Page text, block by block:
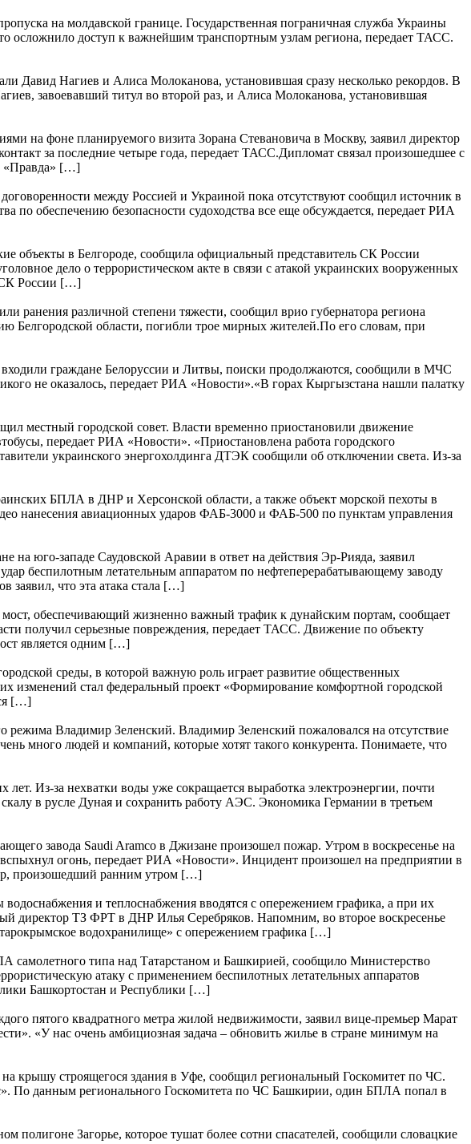
на молдавской границе. Государственная пограничная служба Украины
осложнило доступ к важнейшим транспортным узлам региона, передает ТАСС.
Давид Нагиев и Алиса Молоканова, установившая сразу несколько рекордов. В
завоевавший титул во второй раз, и Алиса Молоканова, установившая
на фоне планируемого визита Зорана Стевановича в Москву, заявил директор
за последние четыре года, передает ТАСС.Дипломат связал произошедшее с
«Правда» […]
между Россией и Украиной пока отсутствуют сообщил источник в
по обеспечению безопасности судоходства все еще обсуждается, передает РИА
объекты в Белгороде, сообщила официальный представитель СК России
дело о террористическом акте в связи с атакой украинских вооруженных
СК России […]
ранения различной степени тяжести, сообщил врио губернатора региона
области, погибли трое мирных жителей.По его словам, при
граждане Белоруссии и Литвы, поиски продолжаются, сообщили в МЧС
не оказалось, передает РИА «Новости».«В горах Кыргызстана нашли палатку
местный городской совет. Власти временно приостановили движение
передает РИА «Новости». «Приостановлена работа городского
украинского энергохолдинга ДТЭК сообщили об отключении света. Из-за
БПЛА в ДНР и Херсонской области, а также объект морской пехоты в
нанесения авиационных ударов ФАБ-3000 и ФАБ-500 по пунктам управления
юго-западе Саудовской Аравии в ответ на действия Эр-Рияда, заявил
беспилотным летательным аппаратом по нефтеперерабатывающему заводу
заявил, что эта атака стала […]
обеспечивающий жизненно важный трафик к дунайским портам, сообщает
получил серьезные повреждения, передает ТАСС. Движение по объекту
является одним […]
среды, в которой важную роль играет развитие общественных
изменений стал федеральный проект «Формирование комфортной городской
[…]
режима Владимир Зеленский. Владимир Зеленский пожаловался на отсутствие
много людей и компаний, которые хотят такого конкурента. Понимаете, что
Из-за нехватки воды уже сокращается выработка электроэнергии, почти
в русле Дуная и сохранить работу АЭС. Экономика Германии в третьем
завода Saudi Aramco в Джизане произошел пожар. Утром в воскресенье на
огонь, передает РИА «Новости». Инцидент произошел на предприятии в
произошедший ранним утром […]
и теплоснабжения вводятся с опережением графика, а при их
директор ТЗ ФРТ в ДНР Илья Серебряков. Напомним, во второе воскресенье
водохранилище» с опережением графика […]
типа над Татарстаном и Башкирией, сообщило Министерство
атаку с применением беспилотных летательных аппаратов
Башкортостан и Республики […]
пятого квадратного метра жилой недвижимости, заявил вице-премьер Марат
«У нас очень амбициозная задача – обновить жилье в стране минимум на
крышу строящегося здания в Уфе, сообщил региональный Госкомитет по ЧС.
По данным регионального Госкомитета по ЧС Башкирии, один БПЛА попал в
полигоне Загорье, которое тушат более сотни спасателей, сообщили словацкие